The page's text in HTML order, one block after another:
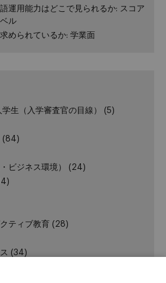
運用能力はどこで見られるか: スコア
ル
められているか: 学業面
学生（入学審査官の目線）
(5)
(84)
ビジネス環境）
(24)
ティブ教育 (28)
(34)